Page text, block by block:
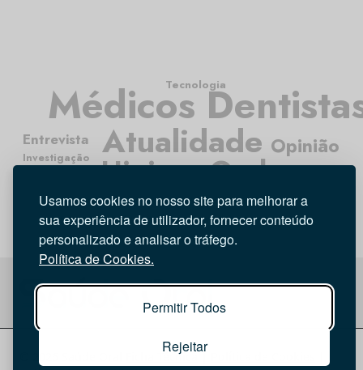
Usamos cookies no nosso site para melhorar a
sua experiência de utilizador, fornecer conteúdo
personalizado e analisar o tráfego.
Política de Cookies.
Permitir Todos
Rejeitar
Atualidade
Médicos
Higiene Oral
Entrevista Opinião
Tecnologia
Investigação
Ficha Técnica|